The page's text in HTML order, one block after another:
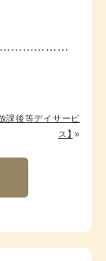
課後等デイサービ
ス】 »